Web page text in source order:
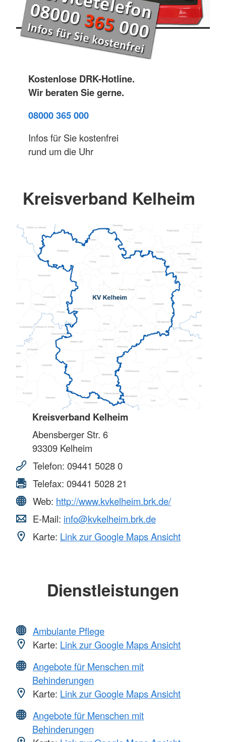
Kostenlose DRK-Hotline.
Wir beraten Sie gerne.
08000 365 000
Infos für Sie kostenfrei
rund um die Uhr
Kreisverband Kelheim
Kreisverband Kelheim
Abensberger Str. 6
93309 Kelheim
Telefon: 09441 5028 0
Telefax: 09441 5028 21
Web: http://www.kvkelheim.brk.de/
E-Mail: info@kvkelheim.brk.de
Karte: Link zur Google Maps Ansicht
Dienstleistungen
Ambulante Pflege
Karte: Link zur Google Maps Ansicht
Angebote für Menschen mit
Behinderungen
Karte: Link zur Google Maps Ansicht
Angebote für Menschen mit
Behinderungen